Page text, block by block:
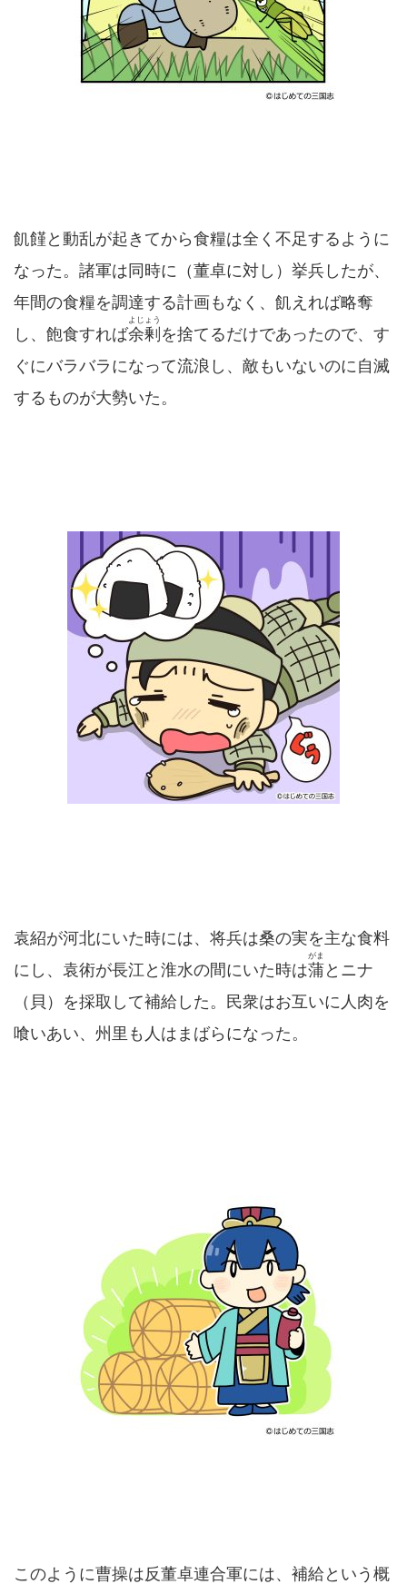
飢饉と動乱が起きてから食糧は全く不足するように
なった。諸軍は同時に（董卓に対し）挙兵したが、
年間の食糧を調達する計画もなく、飢えれば略奪
し、飽食すれば余剰
よじょう
を捨てるだけであったので、す
ぐにバラバラになって流浪し、敵もいないのに自滅
するものが大勢いた。
袁紹が河北にいた時には、将兵は桑の実を主な食料
にし、袁術が長江と淮水の間にいた時は蒲
がま
とニナ
（貝）を採取して補給した。民衆はお互いに人肉を
喰いあい、州里も人はまばらになった。
このように曹操は反董卓連合軍には、補給という概